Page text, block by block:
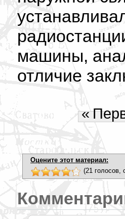
машины,
отличие
«
Оцените этот материал:
(21 голосов,